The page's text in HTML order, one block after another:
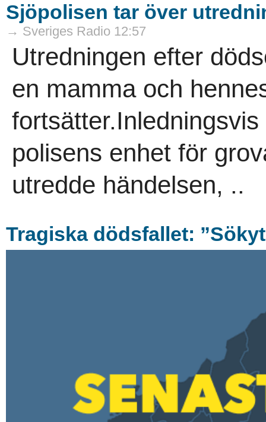
Sjöpolisen tar över
→ Sveriges Radio 12:57
Utredningen efter
en mamma och
polisens enhet för
utredde händelsen, ..
Tragiska dödsfallet: